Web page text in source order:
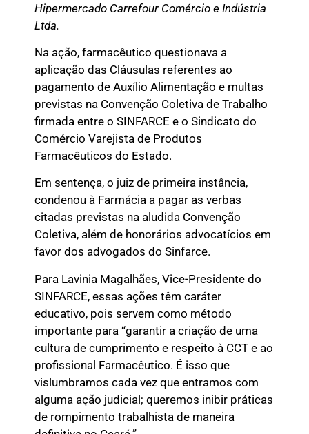
Hipermercado Carrefour Comércio e Indústria
Ltda.
Na ação, farmacêutico questionava a
aplicação das Cláusulas referentes ao
pagamento de Auxílio Alimentação e multas
previstas na Convenção Coletiva de Trabalho
firmada entre o SINFARCE e o Sindicato do
Comércio Varejista de Produtos
Farmacêuticos do Estado.
Em sentença, o juiz de primeira instância,
condenou à Farmácia a pagar as verbas
citadas previstas na aludida Convenção
Coletiva, além de honorários advocatícios em
favor dos advogados do Sinfarce.
Para Lavinia Magalhães, Vice-Presidente do
SINFARCE, essas ações têm caráter
educativo, pois servem como método
importante para “garantir a criação de uma
cultura de cumprimento e respeito à CCT e ao
profissional Farmacêutico. É isso que
vislumbramos cada vez que entramos com
alguma ação judicial; queremos inibir práticas
de rompimento trabalhista de maneira